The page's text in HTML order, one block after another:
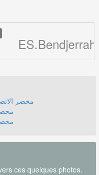
ES.Bendjerrah
محضر الانضباط رقم
محضر
محضر
ces quelques photos.